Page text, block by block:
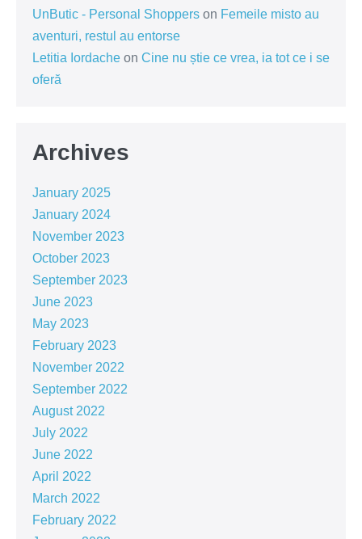
UnButic - Personal Shoppers on Femeile misto au
aventuri, restul au entorse
Letitia Iordache on Cine nu știe ce vrea, ia tot ce i se
oferă
Archives
January 2025
January 2024
November 2023
October 2023
September 2023
June 2023
May 2023
February 2023
November 2022
September 2022
August 2022
July 2022
June 2022
April 2022
March 2022
February 2022